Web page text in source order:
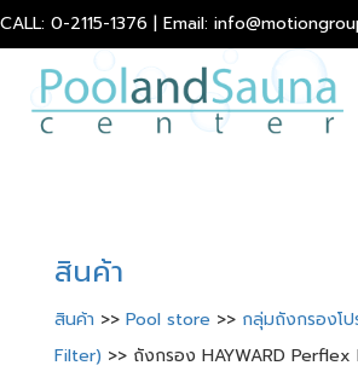
CALL: 0-2115-1376 | Email:
สินค้า
สินค้า >> Pool store >> กลุ่มถังกรองโ
Filter) >> ถังกรอง HAYWARD Perflex